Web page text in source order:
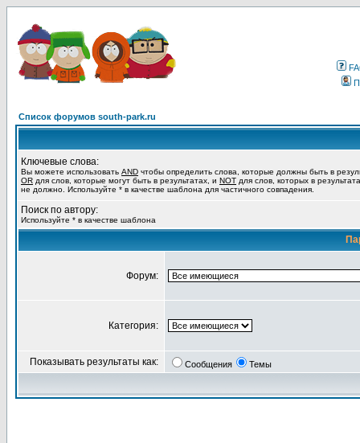
Список форумов south-park.ru
Ключевые слова:
Вы можете использовать AND чтобы определить слова, которые должны быть в
OR для слов, которые могут быть в результатах, и NOT для слов, которых в
не должно. Используйте * в качестве шаблона для частичного совпадения.
Поиск по автору:
Используйте * в качестве шаблона
Форум:
Категория:
Показывать результаты как: Сообщения Темы